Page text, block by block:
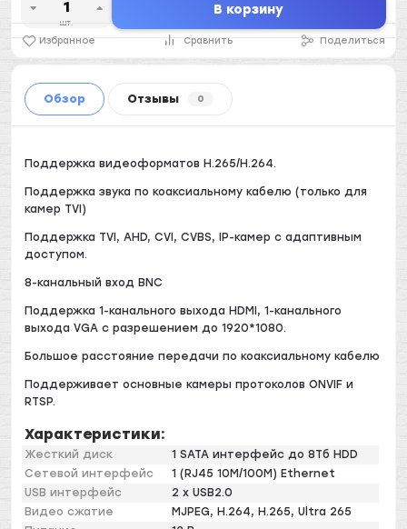
шт.
В корзину
Избранное Сравнить Поделиться
Обзор Отзывы 0
Поддержка видеоформатов H.265/H.264.
Поддержка звука по коаксиальному кабелю (только для
камер TVI)
Поддержка TVI, AHD, CVI, CVBS, IP-камер с адаптивным
доступом.
8-канальный вход BNC
Поддержка 1-канального выхода HDMI, 1-канального
выхода VGA с разрешением до 1920*1080.
Большое расстояние передачи по коаксиальному кабелю
Поддерживает основные камеры протоколов ONVIF и
RTSP.
Характеристики:
Жесткий диск
1 SATA интерфейс до 8Тб HDD
Сетевой интерфейс
1 (RJ45 10M/100M) Ethernet
USB интерфейс
2 x USB2.0
Видео сжатие
MJPEG, H.264, H.265, Ultra 265